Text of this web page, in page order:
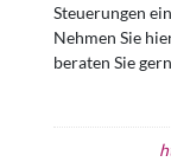
Steuerungen
Nehmen Sie
beraten Sie